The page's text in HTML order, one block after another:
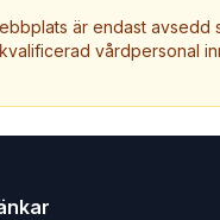
är endast
vårdpersonal